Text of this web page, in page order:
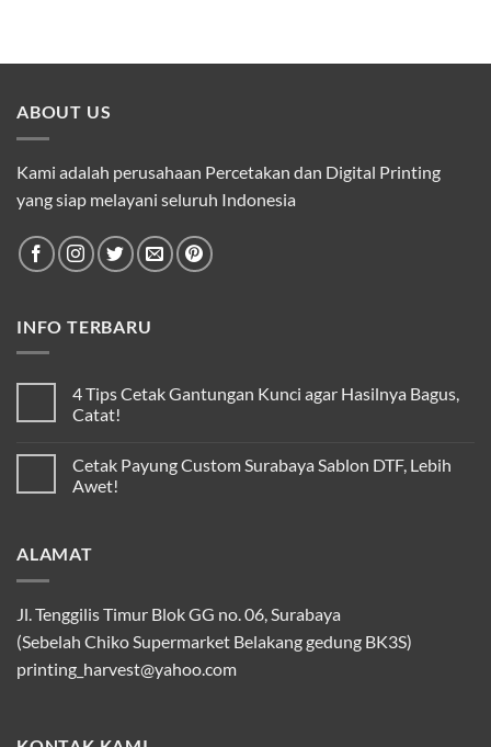
ABOUT US
Kami adalah perusahaan Percetakan dan Digital Printing
yang siap melayani seluruh Indonesia
INFO TERBARU
4 Tips Cetak Gantungan Kunci agar Hasilnya Bagus,
Catat!
Cetak Payung Custom Surabaya Sablon DTF, Lebih
Awet!
ALAMAT
Jl. Tenggilis Timur Blok GG no. 06, Surabaya
(Sebelah Chiko Supermarket Belakang gedung BK3S)
printing_harvest@yahoo.com